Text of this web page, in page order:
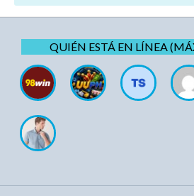
QUIÉN ESTÁ EN LÍNEA